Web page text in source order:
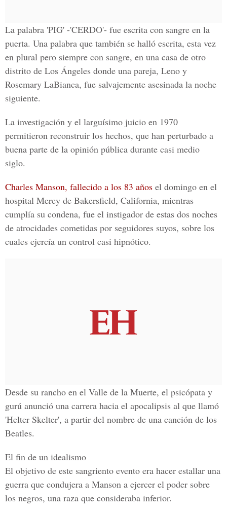
La palabra 'PIG' -'CERDO'- fue escrita con sangre en la
puerta. Una palabra que también se halló escrita, esta vez
en plural pero siempre con sangre, en una casa de otro
distrito de Los Ángeles donde una pareja, Leno y
Rosemary LaBianca, fue salvajemente asesinada la noche
siguiente.
La investigación y el larguísimo juicio en 1970
permitieron reconstruir los hechos, que han perturbado a
buena parte de la opinión pública durante casi medio
siglo.
Charles Manson, fallecido a los 83 años el domingo en el
hospital Mercy de Bakersfield, California, mientras
cumplía su condena, fue el instigador de estas dos noches
de atrocidades cometidas por seguidores suyos, sobre los
cuales ejercía un control casi hipnótico.
Desde su rancho en el Valle de la Muerte, el psicópata y
gurú anunció una carrera hacia el apocalipsis al que llamó
'Helter Skelter', a partir del nombre de una canción de los
Beatles.
El fin de un idealismo
El objetivo de este sangriento evento era hacer estallar una
guerra que condujera a Manson a ejercer el poder sobre
los negros, una raza que consideraba inferior.